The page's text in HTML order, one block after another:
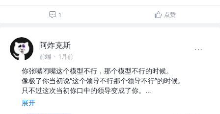
1 点赞
阿炸克斯
前端 · 1月前
你张嘴闭嘴这个模型不行，那个模型不行的时候。
像极了你当初说“这个领导不行那个领导不行”的时候。
只不过这次当初你口中的领导变成了你。…
展开